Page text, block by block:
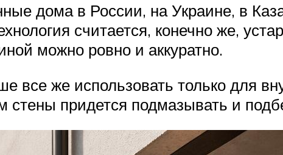
дома в России, на Украине, в
считается, конечно же,
можно ровно и аккуратно.
все же использовать только для
придется подмазывать и